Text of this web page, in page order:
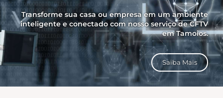
Transforme sua casa ou empresa em um ambiente
inteligente e conectado com nosso serviço de CFTV
em Tamoios.
Saiba Mais